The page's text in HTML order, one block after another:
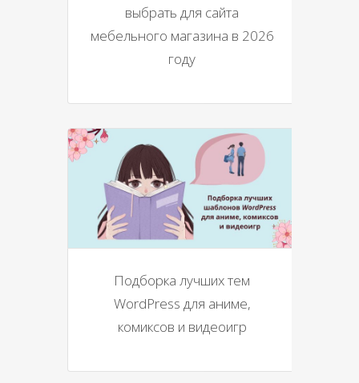
выбрать для сайта
мебельного магазина в 2026
году
Подборка лучших тем
WordPress для аниме,
комиксов и видеоигр